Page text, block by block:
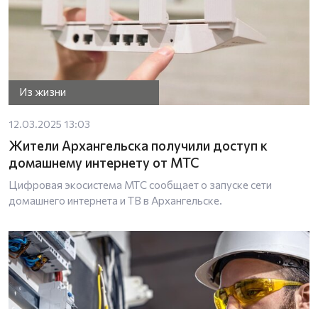
Из жизни
12.03.2025 13:03
Жители Архангельска получили доступ к
домашнему интернету от МТС
Цифровая экосистема МТС сообщает о запуске сети
домашнего интернета и ТВ в Архангельске.